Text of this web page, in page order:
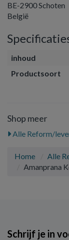
BE-2900 Schoten
België
inhoud
Productsoort
Shop meer
Alle Reform/
Home Alle
Amanprana
Schrijf je in